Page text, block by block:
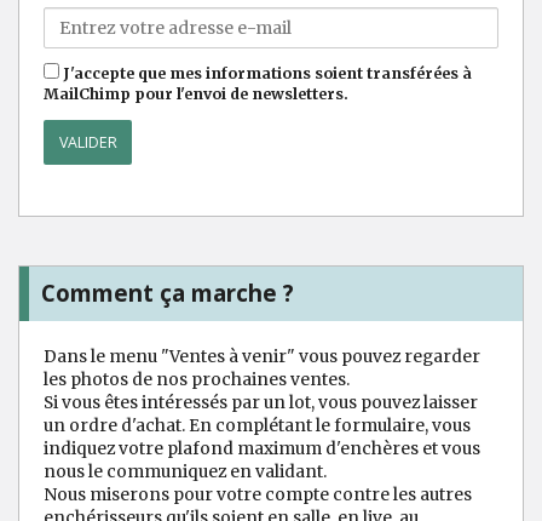
J'accepte que mes informations soient transférées à
MailChimp pour l'envoi de newsletters.
Comment ça marche ?
Dans le menu "Ventes à venir" vous pouvez regarder
les photos de nos prochaines ventes.
Si vous êtes intéressés par un lot, vous pouvez laisser
un ordre d'achat. En complétant le formulaire, vous
indiquez votre plafond maximum d'enchères et vous
nous le communiquez en validant.
Nous miserons pour votre compte contre les autres